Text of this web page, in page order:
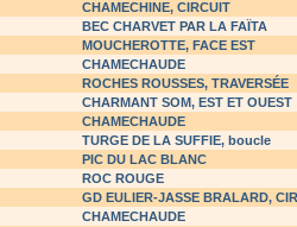
CHAMECHINE, CIRCUIT
BEC CHARVET PAR LA FAÏTA
MOUCHEROTTE, FACE EST
CHAMECHAUDE
ROCHES ROUSSES, TRAVERSÉE
CHARMANT SOM, EST ET OUEST
CHAMECHAUDE
TURGE DE LA SUFFIE, boucle
PIC DU LAC BLANC
ROC ROUGE
GD EULIER-JASSE BRALARD,
CHAMECHAUDE